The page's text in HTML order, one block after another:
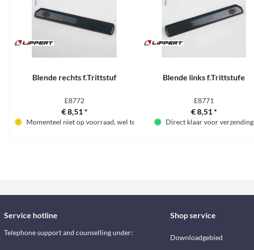
Blende rechts f.Trittstuf
E8772
€ 8,51 *
Momenteel niet op voorraad, wel te bestellen
Blende links f.Trittstufe
E8771
€ 8,51 *
Direct klaar voor verzending
Service hotline
Telephone support and counselling under:
Shop service
Downloadgebied